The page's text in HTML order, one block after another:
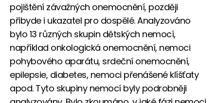
pojištění závažných onemocnění, později
přibyde i ukazatel pro dospělé. Analyzováno
bylo 13 různých skupin dětských nemocí,
například onkologická onemocnění, nemoci
pohybového aparátu, srdeční onemocnění,
epilepsie, diabetes, nemoci přenášené klíšťaty
apod. Tyto skupiny nemocí byly podrobněji